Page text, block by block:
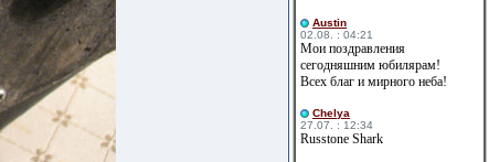
Austin
02.08. : 04:21
Мои поздравления
сегодняшним юбилярам!
Всех благ и мирного неба!
Сhelya
27.07. : 12:34
Russtone Shark